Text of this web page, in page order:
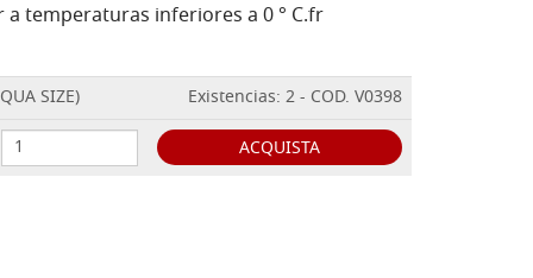
a temperaturas inferiores a 0 ° C.fr
SIZE)
Existencias: 2 - COD. V0398
ACQUISTA